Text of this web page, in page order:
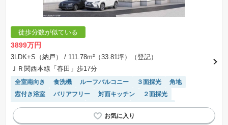
徒歩分数が似ている
3899万円
3LDK+S（納戸）
/ 111.78m²（33.81坪）（登記）
ＪＲ関西本線「春田」歩17分
全室南向き 食洗機 ルーフバルコニー ３面採光
角地
窓付き浴室
バリアフリー 対面キッチン
２面採光
接面道路の幅が６m以上
長期優良住宅
閑静な住宅地
浴室乾燥機
トイレ2個以上